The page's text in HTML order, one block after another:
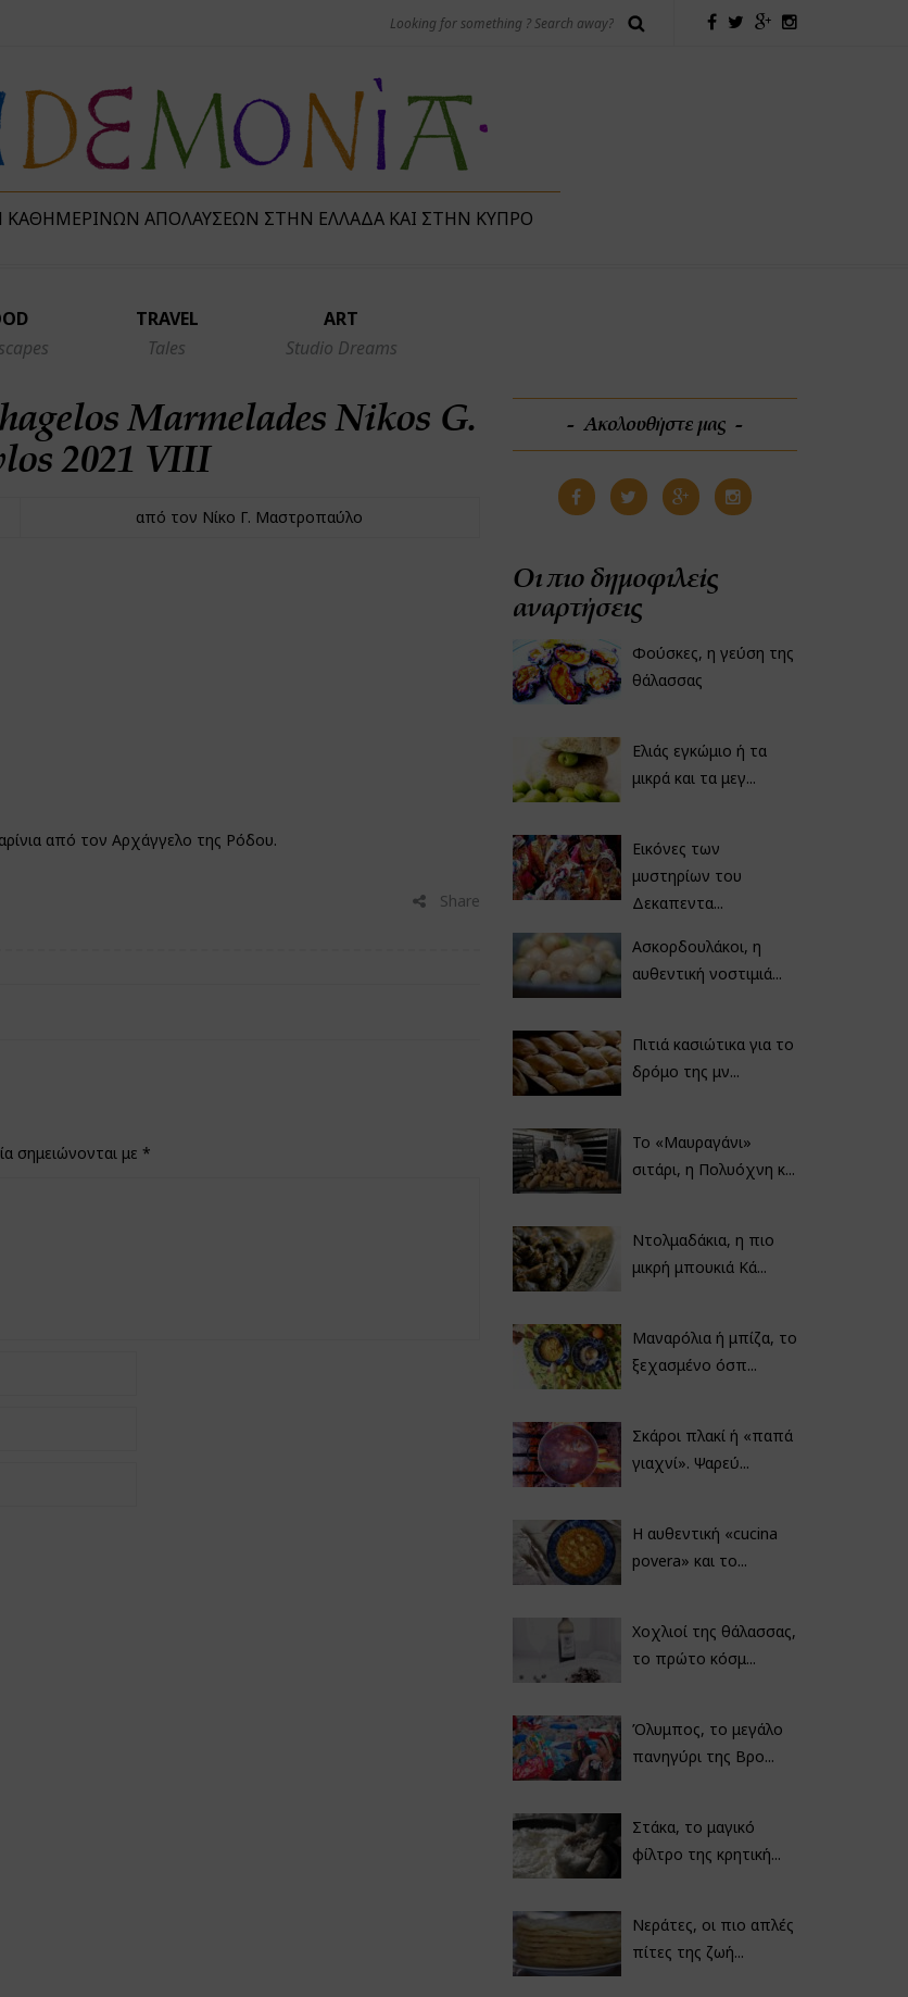
ΑΠΟΛΑΎΣΕΩΝ ΣΤΗΝ ΕΛΛΆΔΑ ΚΑΙ ΣΤΗΝ ΚΎΠΡΟ
TRAVEL
Tales
ART
Studio Dreams
Marmelades Nikos G.
2021 VIII
από τον Νίκο Γ. Μαστροπαύλο
από τον Αρχάγγελο της Ρόδου.
Share
σημειώνονται με *
Ακολουθήστε μας
Οι πιο δημοφιλείς
αναρτήσεις
Φούσκες, η γεύση της
θάλασσας
Ελιάς εγκώμιο ή τα
μικρά και τα μεγ...
Εικόνες των
μυστηρίων του
Δεκαπεντα...
Ασκορδουλάκοι, η
αυθεντική νοστιμιά...
Πιτιά κασιώτικα για το
δρόμο της μν...
Το «Μαυραγάνι»
σιτάρι, η Πολυόχνη κ...
Ντολμαδάκια, η πιο
μικρή μπουκιά Κά...
Μαναρόλια ή μπίζα, το
ξεχασμένο όσπ...
Σκάροι πλακί ή «παπά
γιαχνί». Ψαρεύ...
Η αυθεντική «cucina
povera» και το...
Χοχλιοί της θάλασσας,
το πρώτο κόσμ...
Όλυμπος, το μεγάλο
πανηγύρι της Βρο...
Στάκα, το μαγικό
φίλτρο της κρητική...
Νεράτες, οι πιο απλές
πίτες της ζωή...